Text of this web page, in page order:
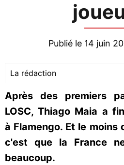
Publié le 14 juin
La rédaction
Après des premiers
LOSC, Thiago Maia a
à Flamengo. Et le moins
c'est que la France
beaucoup.